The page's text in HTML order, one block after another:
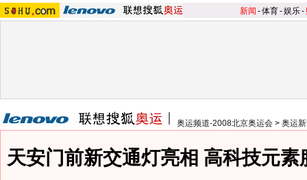
新闻 -体育-娱乐-
奥运频道-2008北京奥运会 > 奥运
天安门前新交通灯亮相 高科技元素